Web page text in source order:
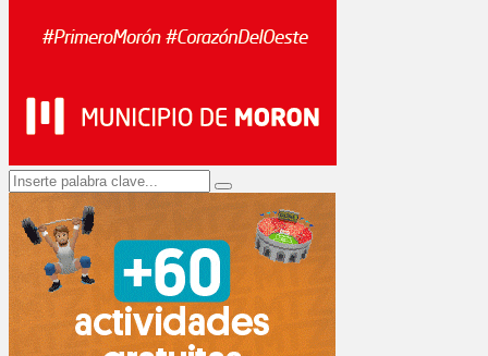
Search
for:
Search